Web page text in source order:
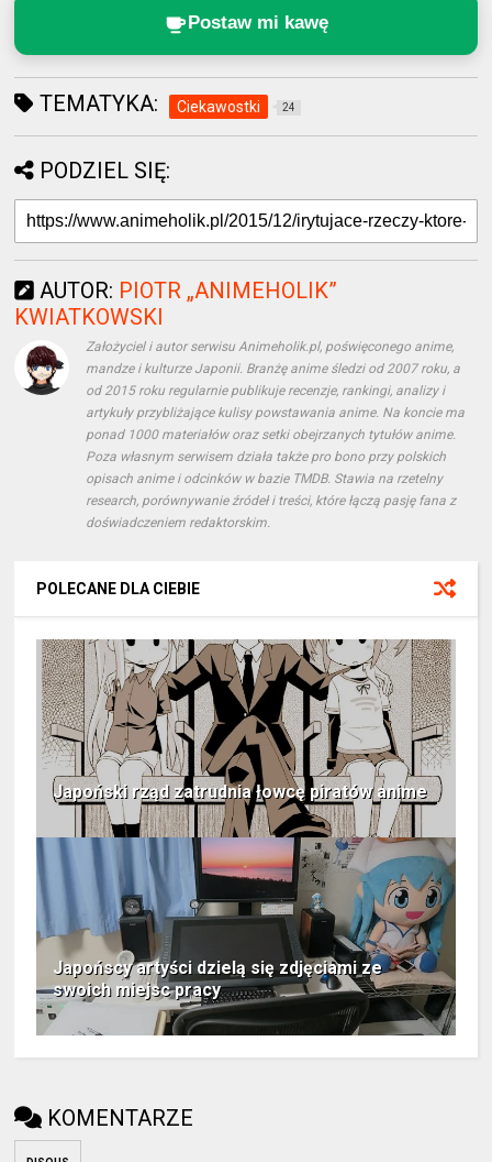
Postaw mi kawę
TEMATYKA: Ciekawostki 24
PODZIEL SIĘ:
AUTOR: PIOTR „ANIMEHOLIK”
KWIATKOWSKI
Założyciel i autor serwisu Animeholik.pl, poświęconego anime,
mandze i kulturze Japonii. Branżę anime śledzi od 2007 roku, a
od 2015 roku regularnie publikuje recenzje, rankingi, analizy i
artykuły przybliżające kulisy powstawania anime. Na koncie ma
ponad 1000 materiałów oraz setki obejrzanych tytułów anime.
Poza własnym serwisem działa także pro bono przy polskich
opisach anime i odcinków w bazie TMDB. Stawia na rzetelny
research, porównywanie źródeł i treści, które łączą pasję fana z
doświadczeniem redaktorskim.
POLECANE DLA CIEBIE
Japoński rząd zatrudnia łowcę piratów anime
Japońscy artyści dzielą się zdjęciami ze
swoich miejsc pracy
KOMENTARZE